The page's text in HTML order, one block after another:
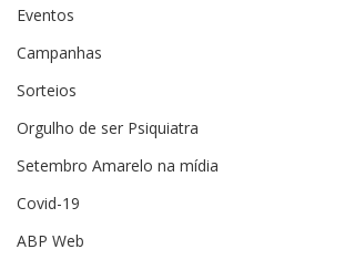
Eventos
Campanhas
Sorteios
Orgulho de ser Psiquiatra
Setembro Amarelo na mídia
Covid-19
ABP Web